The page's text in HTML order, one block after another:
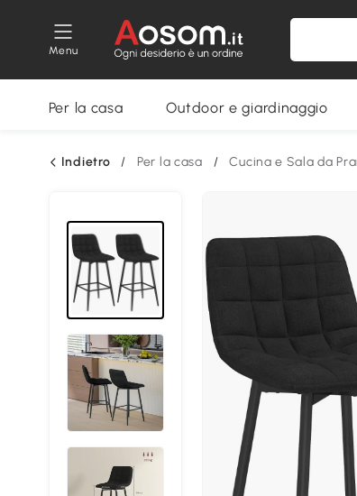
Menu
Per la casa Outdoor e giardinaggio
Indietro / Per la casa / Cucina e Sala da